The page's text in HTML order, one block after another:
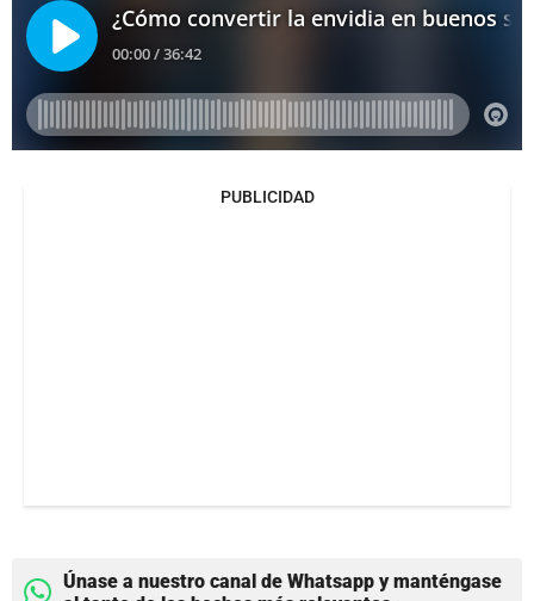
PUBLICIDAD
Únase a nuestro canal de Whatsapp y manténgase